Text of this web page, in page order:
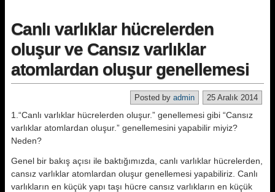
Canlı varlıklar hücrelerden
oluşur ve Cansız varlıklar
atomlardan oluşur genellemesi
25 Aralık 2014
Posted by admin
1.“Canlı varlıklar hücrelerden oluşur.” genellemesi gibi “Cansız
varlıklar atomlardan oluşur.” genellemesini yapabilir miyiz?
Neden?
Genel bir bakış açısı ile baktığımızda, canlı varlıklar hücrelerden,
cansız varlıklar atomlardan oluşur genellemesi yapabiliriz. Canlı
varlıkların en küçük yapı taşı hücre cansız varlıkların en küçük